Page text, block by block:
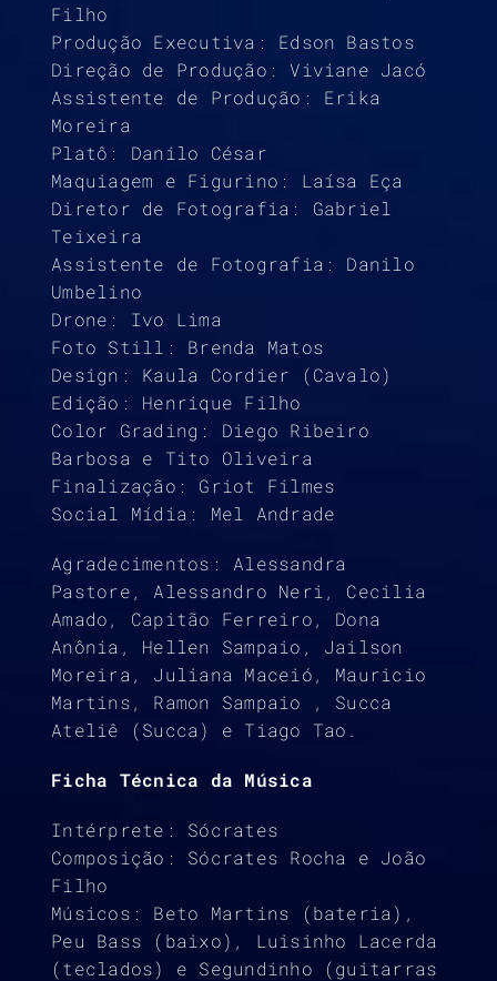
Filho
Produção Executiva: Edson Bastos
Direção de Produção: Viviane Jacó
Assistente de Produção: Erika
Moreira
Platô: Danilo César
Maquiagem e Figurino: Laísa Eça
Diretor de Fotografia: Gabriel
Teixeira
Assistente de Fotografia: Danilo
Umbelino
Drone: Ivo Lima
Foto Still: Brenda Matos
Design: Kaula Cordier (Cavalo)
Edição: Henrique Filho
Color Grading: Diego Ribeiro
Barbosa e Tito Oliveira
Finalização: Griot Filmes
Social Mídia: Mel Andrade
Agradecimentos: Alessandra
Pastore, Alessandro Neri, Cecilia
Amado, Capitão Ferreiro, Dona
Anônia, Hellen Sampaio, Jailson
Moreira, Juliana Maceió, Mauricio
Martins, Ramon Sampaio , Succa
Ateliê (Succa) e Tiago Tao.
Ficha Técnica da Música
Intérprete: Sócrates
Composição: Sócrates Rocha e João
Filho
Músicos: Beto Martins (bateria),
Peu Bass (baixo), Luisinho Lacerda
(teclados) e Segundinho (guitarras